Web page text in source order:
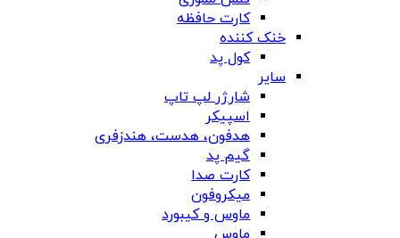
کارت حافظه
خنک کننده
کول پد
سایر
شارژر لپ تاپ
اسپیکر
هدفون، هدست، هندزفری
گیم پد
کارت صدا
میکروفون
ماوس و کیبورد